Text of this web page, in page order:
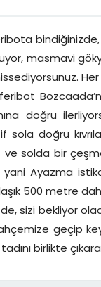
masmavi
Her
doğru
sola doğru
ve solda bir
Ayazma
500 metre
sizi bekliyor
geçip
birlikte